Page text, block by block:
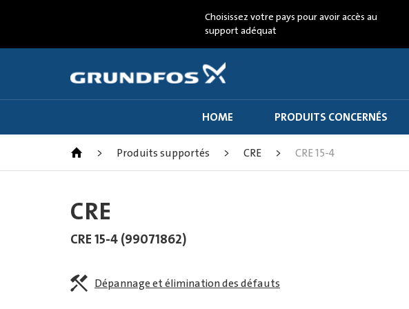
Choisissez votre pays pour avoir accès au
support adéquat
HOME PRODUITS CONCERNÉS
> Produits supportés > CRE > CRE 15-4
CRE
CRE 15-4 (99071862)
Dépannage et élimination des défauts